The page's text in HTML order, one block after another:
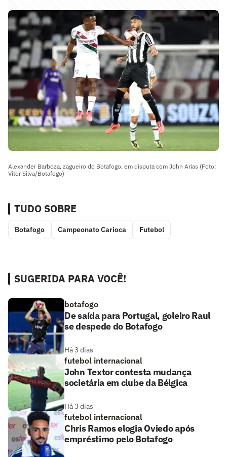
Alexander Barboza, zagueiro do Botafogo, em disputa com John Arias (Foto:
Vitor Silva/Botafogo)
TUDO SOBRE
Botafogo Campeonato Carioca Futebol
SUGERIDA PARA VOCÊ!
botafogo
De saída para Portugal, goleiro Raul
se despede do Botafogo
Há 3 dias
futebol internacional
John Textor contesta mudança
societária em clube da Bélgica
Há 3 dias
futebol internacional
Chris Ramos elogia Oviedo após
empréstimo pelo Botafogo